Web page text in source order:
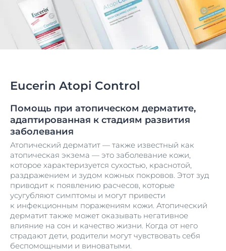
Eucerin Atopi Control
Помощь при атопическом дерматите,
адаптированная к стадиям развития
заболевания
Атопический дерматит — также известный как
атопическая экзема — это заболевание кожи,
которое характеризуется сухостью, краснотой,
раздражением и зудом кожных покровов. Этот зуд
приводит к появлению расчесов, которые
усугубляют симптомы и могут привести
к инфекционным поражениям кожи. Атопический
дерматит также может оказывать негативное
влияние на сон и качество жизни. Когда от него
страдают дети, родители могут чувствовать себя
беспомощными и виноватыми.